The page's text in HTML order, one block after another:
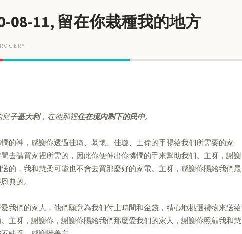
08-11, 留在你栽種我的地方
兒子基大利，在他那裡住在境內剩下的民中。
的神，感謝你透過佳琦、慕懷、佳璇、士偉的手賜給我們所需要的家
去購買家裡所需的，因此你便伸出你憐憫的手來幫助我們。主呀，謝謝
的，我和慧柔可能也不會去買那麼好的家電。主呀，感謝你賜給我們最
典的。
我們的家人，他們願意為我們付上時間和金錢，精心地挑選禮物來送給
主呀，謝謝你，謝謝你賜給我們那麼愛我們的家人，謝謝你照顧我和慧